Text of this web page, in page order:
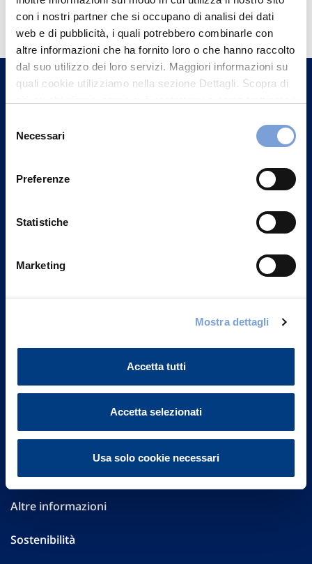
con i nostri partner che si occupano di analisi dei dati
web e di pubblicità, i quali potrebbero combinarle con
altre informazioni che ha fornito loro o che hanno raccolto
dal suo utilizzo dei loro servizi. Maggiori informazioni su
quali cookie utilizziamo nella sezione Dettagli. Scopra di
può trovare nel footer del sito nella sezione "Informativa
delNecessari
Preferenze
Statistiche
Marketing
Mostra dettagli
Accetta tutti
Accetta selezionati
Usa solo cookie necessari
Hai bisogno di
informazioni?
Trova l'Agenzia più vicina a te e parla con
un nostro Agente.
Contattaci
Governance
Investor Relations
Altre informazioni
Sostenibilità